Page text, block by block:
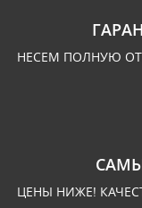
НЕСЕМ ПОЛНУЮ
ЦЕНЫ НИЖЕ!